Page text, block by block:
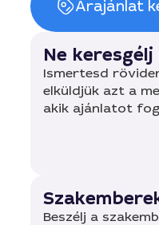
Árajánlat
Ne
Ismertesd
elküldjük azt a
akik ajánlatot
Beszélj a